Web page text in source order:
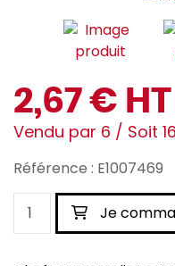
2,67 €
Vendu par 6 / Soit
Référence : E1007469
Je